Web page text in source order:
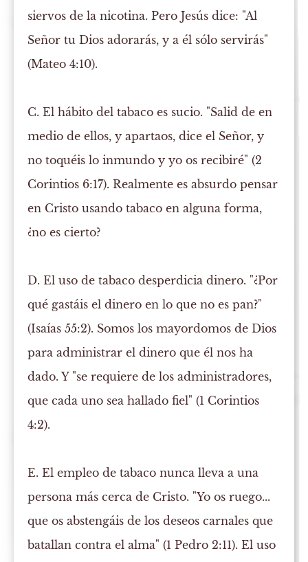
siervos de la nicotina. Pero Jesús dice: "Al
Señor tu Dios adorarás, y a él sólo servirás"
(Mateo 4:10).
C. El hábito del tabaco es sucio. "Salid de en
medio de ellos, y apartaos, dice el Señor, y
no toquéis lo inmundo y yo os recibiré" (2
Corintios 6:17). Realmente es absurdo pensar
en Cristo usando tabaco en alguna forma,
¿no es cierto?
D. El uso de tabaco desperdicia dinero. "¿Por
qué gastáis el dinero en lo que no es pan?"
(Isaías 55:2). Somos los mayordomos de Dios
para administrar el dinero que él nos ha
dado. Y "se requiere de los administradores,
que cada uno sea hallado fiel" (1 Corintios
4:2).
E. El empleo de tabaco nunca lleva a una
persona más cerca de Cristo. "Yo os ruego...
que os abstengáis de los deseos carnales que
batallan contra el alma" (1 Pedro 2:11). El uso